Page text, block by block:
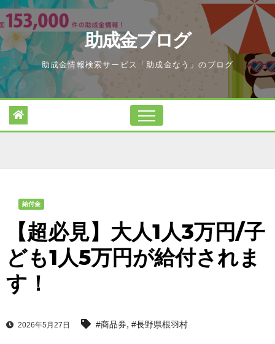
Skip
to
content
助成金ブログ
助成金情報検索サービス「助成金なう」のブログ
給付金
【超必見】大人1人3万円/子
ども1人5万円が給付されま
す！
2026年5月27日 #商品券, #長野県根羽村